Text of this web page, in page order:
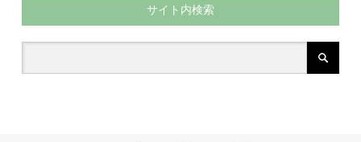
サイト内検索